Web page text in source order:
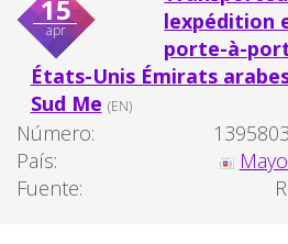
15
apr
lexpédition
porte-à-
États-Unis Émirats
Sud Me (EN)
Número:
País:
Fuente: